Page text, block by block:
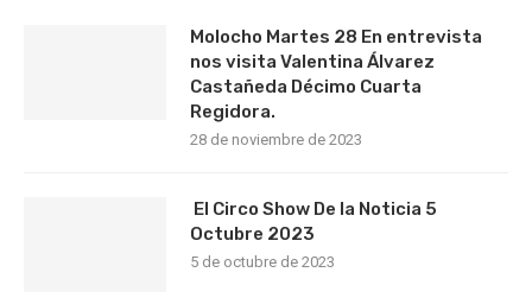
Molocho Martes 28 En entrevista
nos visita Valentina Álvarez
Castañeda Décimo Cuarta
Regidora.
28 de noviembre de 2023
El Circo Show De la Noticia 5
Octubre 2023
5 de octubre de 2023